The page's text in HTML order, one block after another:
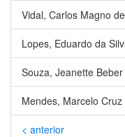
Vidal, Carlos Magno
Lopes, Eduardo da
Souza, Jeanette
Mendes, Marcelo Cruz
< anterior